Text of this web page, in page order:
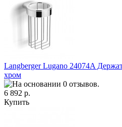
Langberger Lugano 24074A
хром
6 892 р.
Купить